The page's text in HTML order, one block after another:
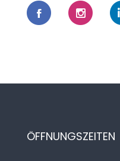
ÖFFNUNGSZEITEN